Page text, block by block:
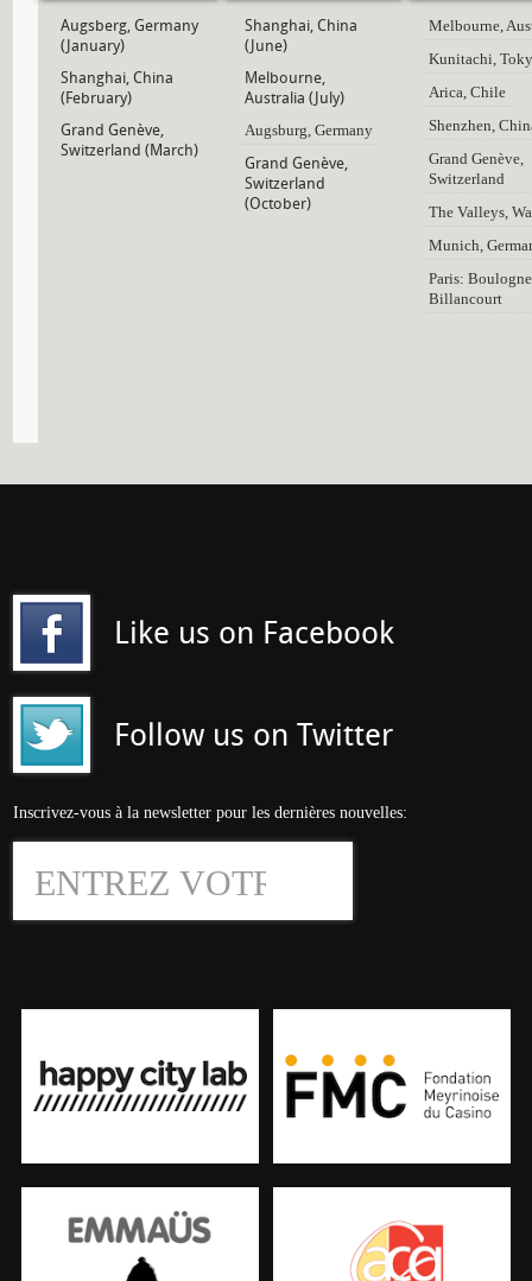
Augsberg, Germany
(January)
Shanghai, China
(February)
Grand Genève,
Switzerland (March)
Shanghai, China
(June)
Melbourne,
Australia (July)
Augsburg, Germany
Grand Genève,
Switzerland
(October)
Melbourne,
Kunitachi,
Arica, Chile
Shenzhen,
Grand Genève,
Switzerland
The Valleys,
Munich,
Paris:
Billancourt
Like us on Facebook
Follow us on Twitter
Inscrivez-vous à la newsletter pour les dernières nouvelles: